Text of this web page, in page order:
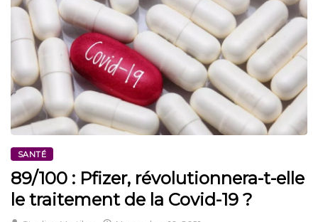
SANTÉ
89/100 : Pfizer, révolutionnera-t-elle
le traitement de la Covid-19 ?